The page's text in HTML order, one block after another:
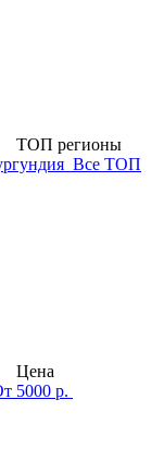
ТОП регионы
Все ТОП
Цена
5000 р.